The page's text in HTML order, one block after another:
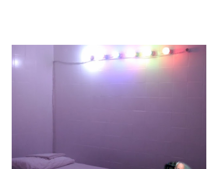
Pestalozzi a Rivail ou vice-versa. Pestalozzi sonhava
implantar seu método na França, a ponto de ter tido uma
entrevista com o próprio Napoleão Bonaparte, que aliás se
e amoroso, não era de ...